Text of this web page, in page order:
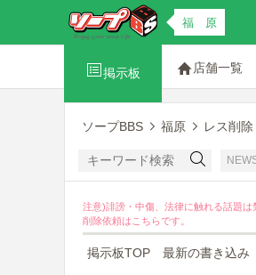
福 原
掲示板 店舗一覧
ソープBBS 福原 レス削除
注意)誹謗・中傷、法律に触れる話題
削除依頼は こちらです。
掲示板TOP 最新の書き込み